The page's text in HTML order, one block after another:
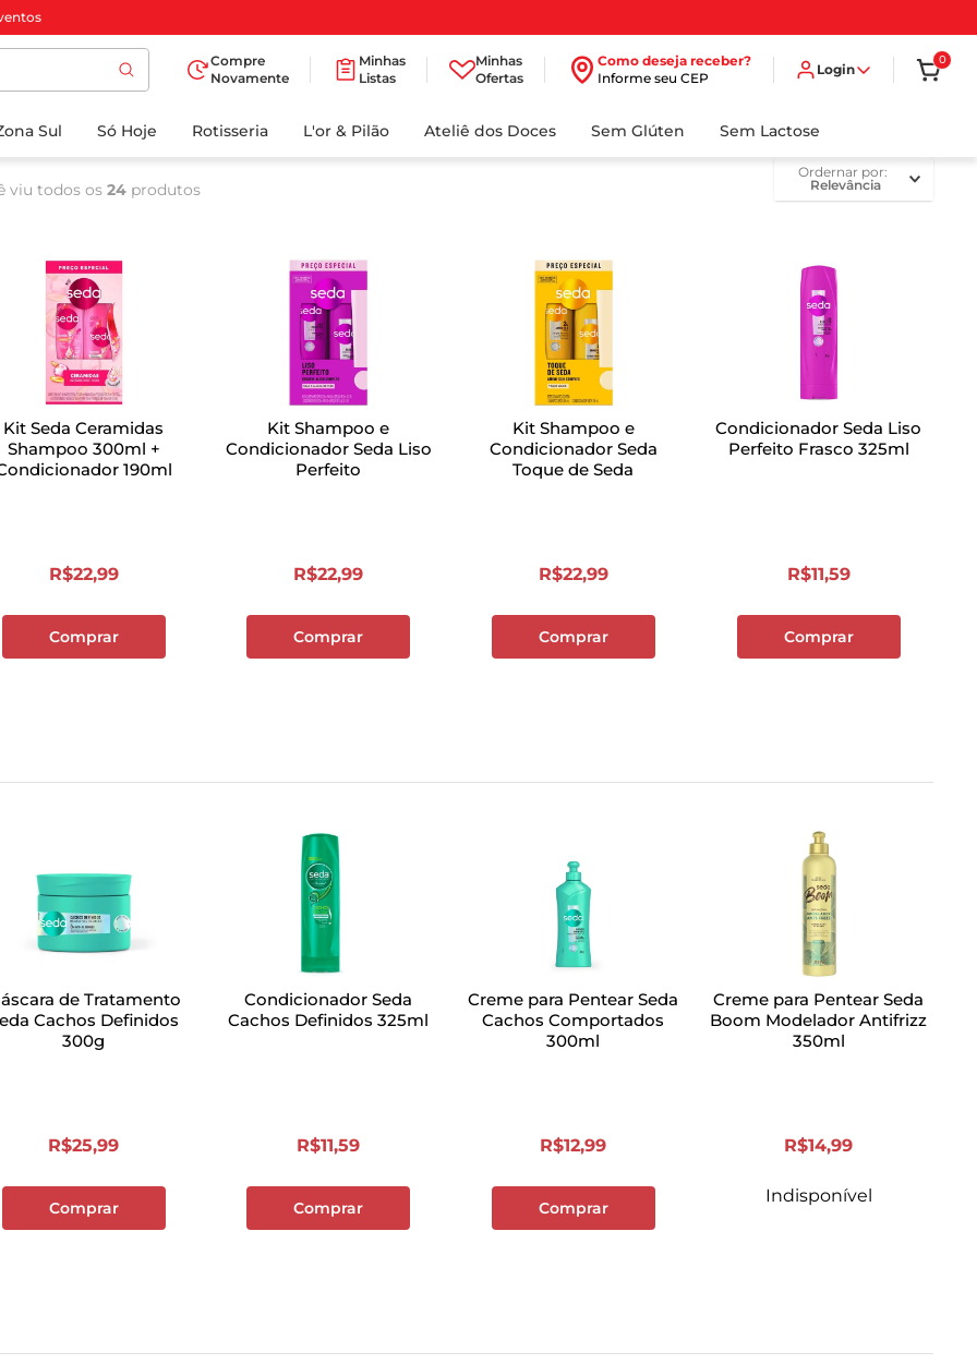
Compre
Novamente
Minhas
Listas
Minhas
Ofertas
Como deseja receber?
Informe seu CEP
Login
0
Sul Só Hoje Rotisseria L'or & Pilão Ateliê dos Doces Sem Glúten Sem Lactose
viu todos os24 produtos
ordernar por
Relevância
Kit Seda Ceramidas
Shampoo 300ml +
190ml
R$22,99
Comprar
Kit Shampoo e
Condicionador Seda Liso
Perfeito
R$22,99
Comprar
Kit Shampoo e
Condicionador Seda
Toque de Seda
R$22,99
Comprar
Condicionador Seda Liso
Perfeito Frasco 325ml
R$11,59
Comprar
de Tratamento
Cachos Definidos
300g
R$25,99
Comprar
Condicionador Seda
Cachos Definidos 325ml
R$11,59
Comprar
Creme para Pentear Seda
Cachos Comportados
300ml
R$12,99
Comprar
Creme para Pentear Seda
Boom Modelador Antifrizz
350ml
R$14,99
Indisponível
BUSCADOS